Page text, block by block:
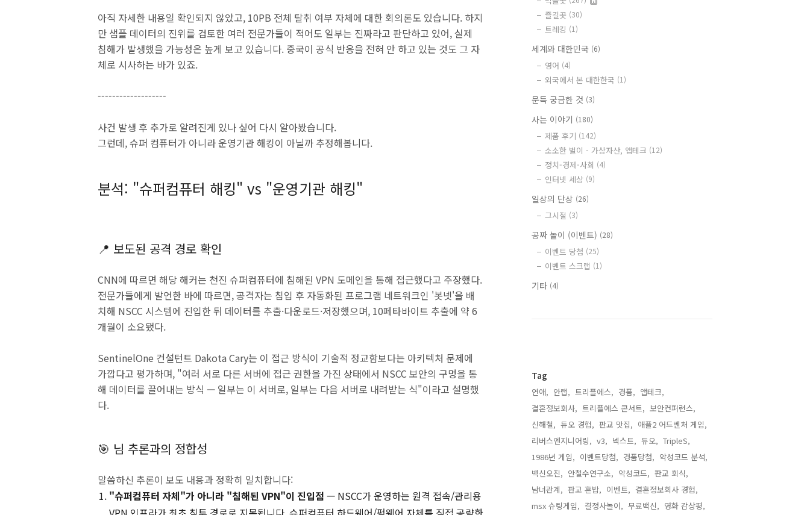
아직 자세한 내용일 확인되지 않았고, 10PB 전체 탈취 여부 자체에 대한 회의론도 있습니다. 하지
만 샘플 데이터의 진위를 검토한 여러 전문가들이 적어도 일부는 진짜라고 판단하고 있어, 실제
침해가 발생했을 가능성은 높게 보고 있습니다. 중국이 공식 반응을 전혀 안 하고 있는 것도 그 자
체로 시사하는 바가 있죠.
-------------------
사건 발생 후 추가로 알려진게 있나 싶어 다시 알아봤습니다.
그런데, 슈퍼 컴퓨터가 아니라 운영기관 해킹이 아닐까 추정해봅니다.
분석: "슈퍼컴퓨터 해킹" vs "운영기관 해킹"
📍 보도된 공격 경로 확인
CNN에 따르면 해당 해커는 천진 슈퍼컴퓨터에 침해된 VPN 도메인을 통해 접근했다고 주장했다.
전문가들에게 발언한 바에 따르면, 공격자는 침입 후 자동화된 프로그램 네트워크인 '봇넷'을 배
치해 NSCC 시스템에 진입한 뒤 데이터를 추출·다운로드·저장했으며, 10페타바이트 추출에 약 6
개월이 소요됐다.
SentinelOne 컨설턴트 Dakota Cary는 이 접근 방식이 기술적 정교함보다는 아키텍처 문제에
가깝다고 평가하며, "여러 서로 다른 서버에 접근 권한을 가진 상태에서 NSCC 보안의 구멍을 통
해 데이터를 끌어내는 방식 — 일부는 이 서버로, 일부는 다음 서버로 내려받는 식"이라고 설명했
다.
🎯 님 추론과의 정합성
말씀하신 추론이 보도 내용과 정확히 일치합니다:
"슈퍼컴퓨터 자체"가 아니라 "침해된 VPN"이 진입점 — NSCC가 운영하는 원격 접속/관리용
즐길곳 (30)
트레킹 (1)
세계와 대한민국 (6)
영어 (4)
외국에서 본 대한한국 (1)
문득 궁금한 것 (3)
사는 이야기 (180)
제품 후기 (142)
소소한 벌이 - 가상자산, 앱테크 (12)
정치-경제-사회 (4)
인터넷 세상 (9)
일상의 단상 (26)
그시절 (3)
공짜 놀이 (이벤트) (28)
이벤트 당첨 (25)
이벤트 스크랩 (1)
기타 (4)
Tag
연애, 안랩, 트리플에스, 경품, 앱테크,
결혼정보회사, 트리플에스 콘서트, 보안컨퍼런스,
신해철, 듀오 경험, 판교 맛집, 애플2 어드벤처 게임,
리버스엔지니어링, v3, 넥스트, 듀오, TripleS,
1986년 게임, 이벤트당첨, 경품당첨, 악성코드 분석,
백신오진, 안철수연구소, 악성코드, 판교 회식,
남녀관계, 판교 혼밥, 이벤트, 결혼정보회사 경험,
msx 슈팅게임, 결정사놀이, 무료백신, 영화 감상평,